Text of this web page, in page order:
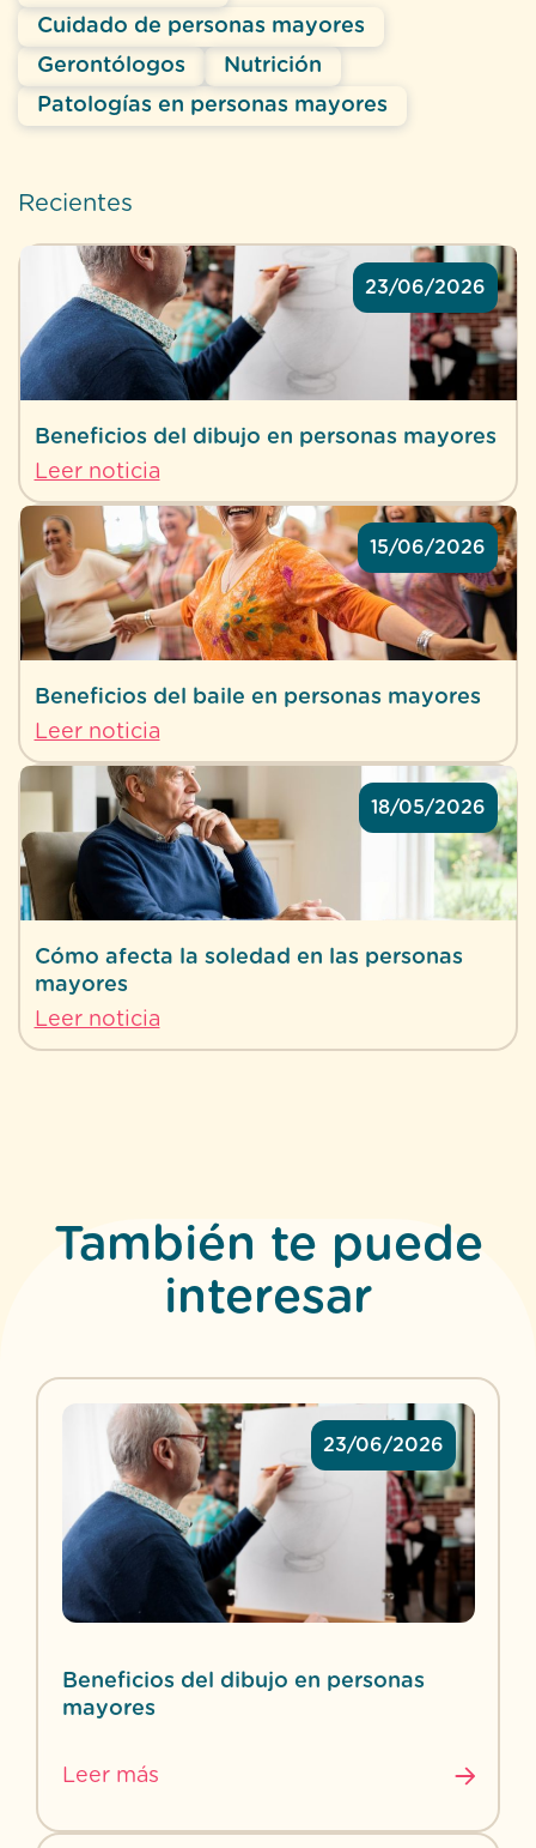
Cuidado de personas mayores
Gerontólogos
Nutrición
Patologías en personas mayores
Recientes
23/06/2026
Beneficios del dibujo en personas mayores
Leer noticia
15/06/2026
Beneficios del baile en personas mayores
Leer noticia
18/05/2026
Cómo afecta la soledad en las personas
mayores
Leer noticia
También te puede
interesar
23/06/2026
Beneficios del dibujo en personas
mayores
Leer más